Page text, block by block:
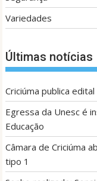
Variedades
Últimas notícias
Criciúma publica
Egressa da Unesc é
Educação
Câmara de Criciúma
tipo 1